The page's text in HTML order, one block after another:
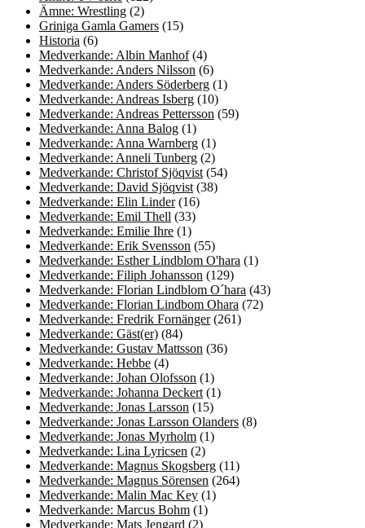
Ämne: Wrestling (2)
Griniga Gamla Gamers (15)
Historia (6)
Medverkande: Albin Manhof(4)
Medverkande: Anders Nilsson (6)
Medverkande: Anders Söderberg (1)
Medverkande: Andreas Isberg (10)
Medverkande: Andreas Pettersson (59)
Medverkande: Anna Balog (1)
Medverkande: Anna Warnberg (1)
Medverkande: Anneli Tunberg (2)
Medverkande: Christof Sjöqvist (54)
Medverkande: David Sjöqvist (38)
Medverkande: Elin Linder(16)
Medverkande: Emil Thell (33)
Medverkande: Emilie Ihre (1)
Medverkande: Erik Svensson (55)
Medverkande: Esther Lindblom O'hara (1)
Medverkande: Filiph Johansson (129)
Medverkande: Florian Lindblom O´hara (43)
Medverkande: Florian Lindbom Ohara (72)
Medverkande: Fredrik Fornänger(261)
Medverkande: Gäst(er) (84)
Medverkande: Gustav Mattsson (36)
Medverkande: Hebbe (4)
Medverkande: Johan Olofsson (1)
Medverkande: Johanna Deckert (1)
Medverkande: Jonas Larsson (15)
Medverkande: Jonas Larsson Olanders (8)
Medverkande: Jonas Myrholm (1)
Medverkande: Lina Lyricsen (2)
Medverkande: Magnus Skogsberg (11)
Medverkande: Magnus Sörensen (264)
Medverkande: Malin Mac Key (1)
Medverkande: Marcus Bohm (1)
Medverkande: Mats Jengard (2)